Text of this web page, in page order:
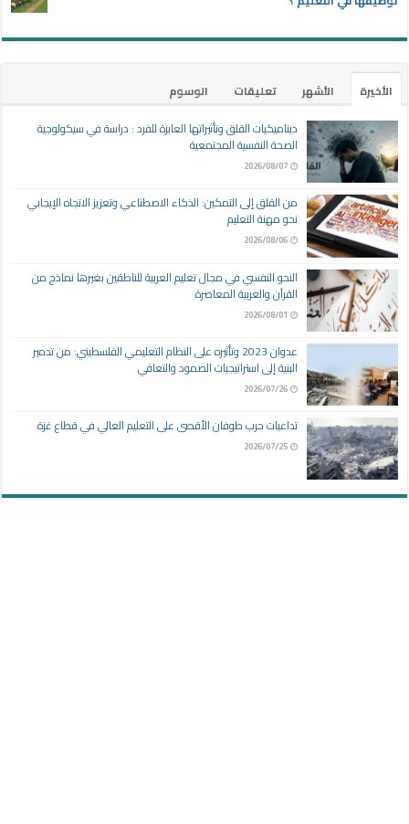
الأخيرة الأشهر تعليقات
الوسوم
ديناميكيات القلق وتأثيراتها العابرة للفرد : دراسة في سيكولوجية
الصحة النفسية المجتمعية
2026/08/07
من القلق إلى التمكين: الذكاء الاصطناعي وتعزيز الاتجاه الإيجابي
نحو مهنة التعليم
2026/08/06
النحو النفسي في مجال تعليم العربية للناطقين بغيرها نماذج من
القرآن والعربية المعاصرة
2026/08/01
عدوان 2023 وتأثيره على النظام التعليمي الفلسطيني: من تدمير
البنية إلى استراتيجيات الصمود والتعافي
2026/07/26
تداعيات حرب طوفان الأقصى على التعليم العالي في قطاع غزة
2026/07/25